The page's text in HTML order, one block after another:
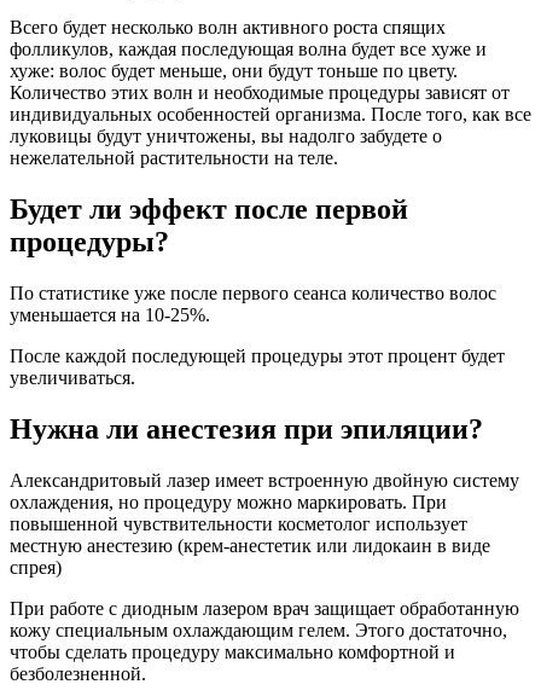
Всего будет несколько волн активного роста спящих
фолликулов, каждая последующая волна будет все хуже и
хуже: волос будет меньше, они будут тоньше по цвету.
Количество этих волн и необходимые процедуры зависят от
индивидуальных особенностей организма. После того, как все
луковицы будут уничтожены, вы надолго забудете о
нежелательной растительности на теле.
Будет ли эффект после первой
процедуры?
По статистике уже после первого сеанса количество волос
уменьшается на 10-25%.
После каждой последующей процедуры этот процент будет
увеличиваться.
Нужна ли анестезия при эпиляции?
Александритовый лазер имеет встроенную двойную систему
охлаждения, но процедуру можно маркировать. При
повышенной чувствительности косметолог использует
местную анестезию (крем-анестетик или лидокаин в виде
спрея)
При работе с диодным лазером врач защищает обработанную
кожу специальным охлаждающим гелем. Этого достаточно,
чтобы сделать процедуру максимально комфортной и
безболезненной.